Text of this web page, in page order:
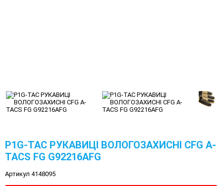
P1G-TAC РУКАВИЦІ ВОЛОГОЗАХИСНІ CFG A-
TACS FG G92216AFG
Артикул 4148095